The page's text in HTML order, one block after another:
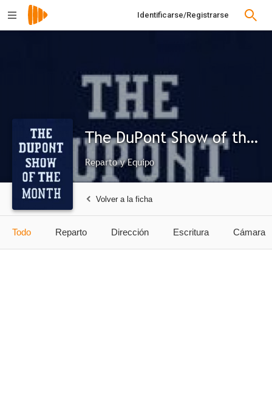
Identificarse/Registrarse
The DuPont Show of the Month
Reparto y Equipo
Volver a la ficha
Todo Reparto Dirección Escritura Cámara